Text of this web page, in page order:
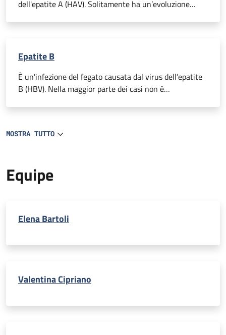
dell'epatite A (HAV). Solitamente ha un’evoluzione
funzionalità del fegato.
Epatite B
È un'infezione del fegato causata dal virus dell’epatite
B (HBV). Nella maggior parte dei casi non è
una percentuale ridotta di casi può portare allo
tumore del fegato (epatocarcinoma).
MOSTRA TUTTO
Equipe
Elena Bartoli
Valentina Cipriano